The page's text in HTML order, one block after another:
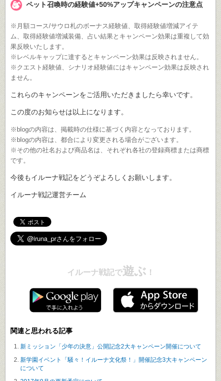
ペット召喚時の経験値+50%アップキャンペーンの注意点
※月額コース/サウロ札のボーナス経験値、取得経験値増減アイテ
ム、取得経験値増減装備、占い結果とキャンペーン効果は重複して効
果反映いたします。
※レベルキャップに達するとキャンペーン効果は反映されません。
※クエスト経験値、シナリオ経験値にはキャンペーン効果は反映され
ません。
これらのキャンペーンをご活用いただきましたら幸いです。
この度のお知らせは以上になります。
※blogの内容は、掲載時の仕様に基づく内容となっております。
※blogの内容は、都合により変更される場合がございます。
※その他の社名および商品名は、それぞれ各社の登録商標または商標
です。
今後もイルーナ戦記をどうぞよろしくお願いします。
イルーナ戦記運営チーム
イルーナ戦記で遊ぶ
関連と思われる記事
新ミッション「少年の決意」公開記念2大キャンペーン開催について
新学園イベント「騒々！イルーナ文化祭！」開催記念3大キャンペーン
について